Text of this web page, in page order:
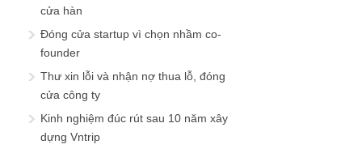
cửa hàn
Đóng cửa startup vì chọn nhầm co-
founder
Thư xin lỗi và nhận nợ thua lỗ, đóng
cửa công ty
Kinh nghiệm đúc rút sau 10 năm xây
dựng Vntrip